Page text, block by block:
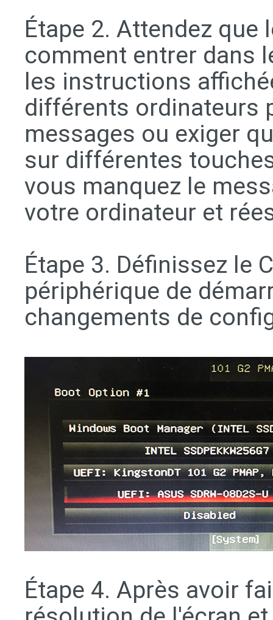
Étape 2. Attendez
comment entrer dans
les instructions
différents ordinateurs
messages ou exiger
sur différentes
vous manquez le
votre ordinateur et
Étape 3. Définissez le
périphérique de
changements de
Étape 4. Après avoir